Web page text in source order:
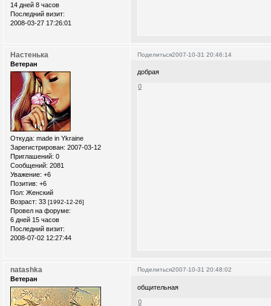
14 дней 8 часов
Последний визит:
2008-03-27 17:26:01
Поделиться2007-10-31 20:46:14
Настенька
Ветеран
Откуда: made in Ykraine
Зарегистрирован: 2007-03-12
Приглашений: 0
Сообщений: 2081
Уважение: +6
Позитив: +6
Пол: Женский
Возраст: 33 [1992-12-26]
Провел на форуме:
6 дней 15 часов
Последний визит:
2008-07-02 12:27:44
добрая
0
Поделиться2007-10-31 20:48:02
natashka
Ветеран
общительная
0